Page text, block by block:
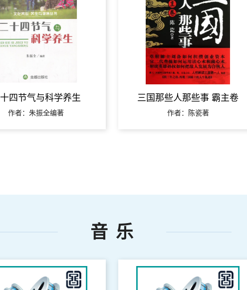
四节气与科学养生
作者：朱振全编著
三国那些人那些事 霸主卷
作者：陈瓷著
音 乐